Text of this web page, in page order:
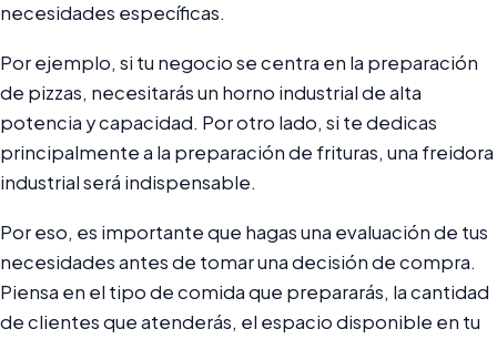
necesidades específicas.
Por ejemplo, si tu negocio se centra en la preparación
de pizzas, necesitarás un horno industrial de alta
potencia y capacidad. Por otro lado, si te dedicas
principalmente a la preparación de frituras, una freidora
industrial será indispensable.
Por eso, es importante que hagas una evaluación de tus
necesidades antes de tomar una decisión de compra.
Piensa en el tipo de comida que prepararás, la cantidad
de clientes que atenderás, el espacio disponible en tu